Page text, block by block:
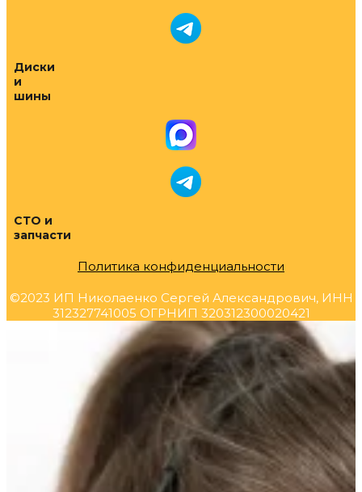
Диски
и
шины
СТО и
запчасти
Политика конфиденциальности
©2023 ИП Николаенко Сергей Александрович, ИНН
312327741005 ОГРНИП 320312300020421